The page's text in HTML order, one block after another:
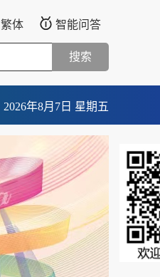
繁体 智能问答
搜索
2026年8月7日 星期五